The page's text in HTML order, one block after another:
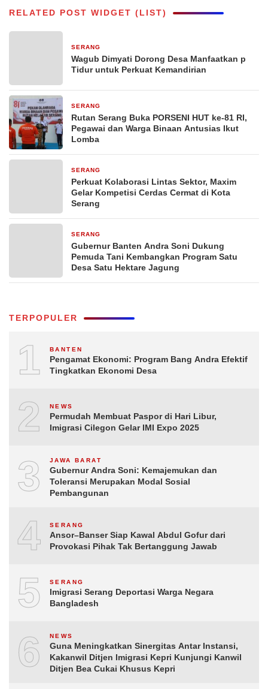
RELATED POST WIDGET (LIST)
SERANG
Wagub Dimyati Dorong Desa Manfaatkan p
Tidur untuk Perkuat Kemandirian
SERANG
Rutan Serang Buka PORSENI HUT ke-81 RI,
Pegawai dan Warga Binaan Antusias Ikut
Lomba
SERANG
Perkuat Kolaborasi Lintas Sektor, Maxim
Gelar Kompetisi Cerdas Cermat di Kota
Serang
SERANG
Gubernur Banten Andra Soni Dukung
Pemuda Tani Kembangkan Program Satu
Desa Satu Hektare Jagung
TERPOPULER
1 BANTEN
Pengamat Ekonomi: Program Bang Andra Efektif
Tingkatkan Ekonomi Desa
2 NEWS
Permudah Membuat Paspor di Hari Libur,
Imigrasi Cilegon Gelar IMI Expo 2025
3 JAWA BARAT
Gubernur Andra Soni: Kemajemukan dan
Toleransi Merupakan Modal Sosial
Pembangunan
4 SERANG
Ansor–Banser Siap Kawal Abdul Gofur dari
Provokasi Pihak Tak Bertanggung Jawab
5 SERANG
Imigrasi Serang Deportasi Warga Negara
Bangladesh
6 NEWS
Guna Meningkatkan Sinergitas Antar Instansi,
Kakanwil Ditjen Imigrasi Kepri Kunjungi Kanwil
Ditjen Bea Cukai Khusus Kepri